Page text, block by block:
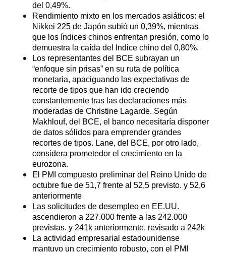
del 0,49%.
Rendimiento mixto en los mercados asiáticos: el
Nikkei 225 de Japón subió un 0,39%, mientras
que los índices chinos enfrentan presión, como lo
demuestra la caída del Indice chino del 0,80%.
Los representantes del BCE subrayan un
“enfoque sin prisas” en su ruta de política
monetaria, apaciguando las expectativas de
recorte de tipos que han ido creciendo
constantemente tras las declaraciones más
moderadas de Christine Lagarde. Según
Makhlouf, del BCE, el banco necesitaría disponer
de datos sólidos para emprender grandes
recortes de tipos. Lane, del BCE, por otro lado,
considera prometedor el crecimiento en la
eurozona.
El PMI compuesto preliminar del Reino Unido de
octubre fue de 51,7 frente al 52,5 previsto. y 52,6
anteriormente
Las solicitudes de desempleo en EE.UU.
ascendieron a 227.000 frente a las 242.000
previstas. y 241k anteriormente, revisado a 242k
La actividad empresarial estadounidense
mantuvo un crecimiento robusto, con el PMI